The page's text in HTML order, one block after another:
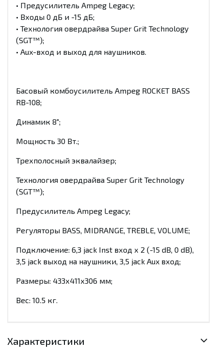
• Предусилитель Ampeg Legacy;
• Входы 0 дБ и -15 дБ;
• Технология овердрайва Super Grit Technology
(SGT™);
• Aux-вход и выход для наушников.
Басовый комбоусилитель Ampeg ROCKET BASS
RB-108;
Динамик 8";
Мощность 30 Вт.;
Трехполосный эквалайзер;
Технология овердрайва Super Grit Technology
(SGT™);
Предусилитель Ampeg Legacy;
Регуляторы BASS, MIDRANGE, TREBLE, VOLUME;
Подключение: 6,3 jack Inst вход х 2 (-15 dB, 0 dB),
3,5 jack выход на наушники, 3,5 jack Aux вход;
Размеры: 433х411х306 мм;
Вес: 10.5 кг.
Характеристики